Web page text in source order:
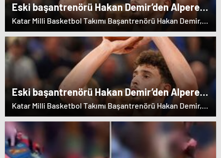
Eski başantrenörü Hakan Demir’den Alperen
Şengün’e övgü
Katar Milli Basketbol Takımı Başantrenörü Hakan Demir,
eski öğrencisi Alperen Şengün'e övgülerde bulundu.
Eski başantrenörü Hakan Demir’den Alperen
Şengün’e övgü
Katar Milli Basketbol Takımı Başantrenörü Hakan Demir,
eski öğrencisi Alperen Şengün'e övgülerde bulundu.